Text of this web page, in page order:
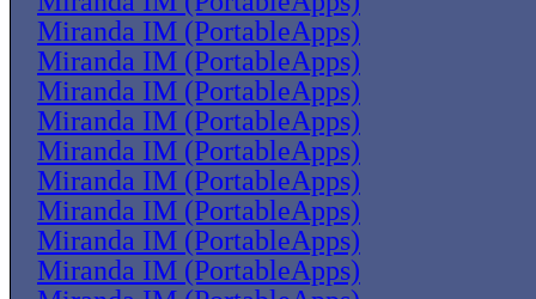
Miranda IM (PortableApps)
Miranda IM (PortableApps)
Miranda IM (PortableApps)
Miranda IM (PortableApps)
Miranda IM (PortableApps)
Miranda IM (PortableApps)
Miranda IM (PortableApps)
Miranda IM (PortableApps)
Miranda IM (PortableApps)